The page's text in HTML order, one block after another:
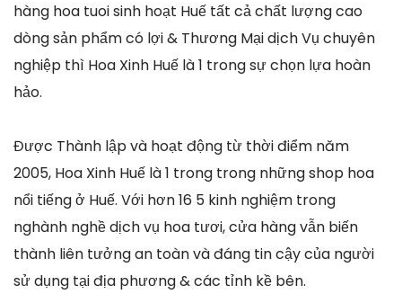
hàng hoa tuoi sinh hoạt Huế tất cả chất lượng cao
dòng sản phẩm có lợi & Thương Mại dịch Vụ chuyên
nghiệp thì Hoa Xinh Huế là 1 trong sự chọn lựa hoàn
hảo.
Được Thành lập và hoạt động từ thời điểm năm
2005, Hoa Xinh Huế là 1 trong trong những shop hoa
nổi tiếng ở Huế. Với hơn 16 5 kinh nghiệm trong
nghành nghề dịch vụ hoa tươi, cửa hàng vẫn biến
thành liên tưởng an toàn và đáng tin cậy của người
sử dụng tại địa phương & các tỉnh kề bên.